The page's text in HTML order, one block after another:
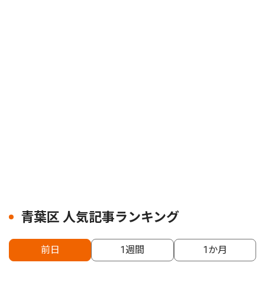
青葉区 人気記事ランキング
前日 1週間 1か月